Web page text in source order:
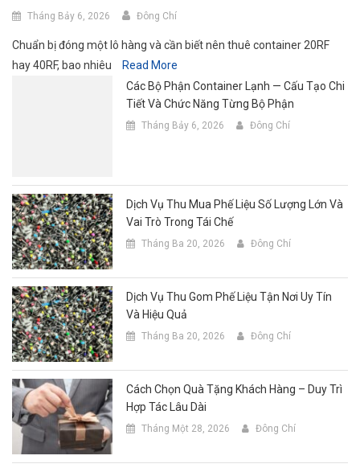
Tháng Bảy 6, 2026 Đông Chí
Chuẩn bị đóng một lô hàng và cần biết nên thuê container 20RF
hay 40RF, bao nhiêu
Read More
Các Bộ Phận Container Lạnh — Cấu Tạo Chi
Tiết Và Chức Năng Từng Bộ Phận
Tháng Bảy 6, 2026 Đông Chí
Dịch Vụ Thu Mua Phế Liệu Số Lượng Lớn Và
Vai Trò Trong Tái Chế
Tháng Ba 20, 2026 Đông Chí
Dịch Vụ Thu Gom Phế Liệu Tận Nơi Uy Tín
Và Hiệu Quả
Tháng Ba 20, 2026 Đông Chí
Cách Chọn Quà Tặng Khách Hàng – Duy Trì
Hợp Tác Lâu Dài
Tháng Một 28, 2026 Đông Chí